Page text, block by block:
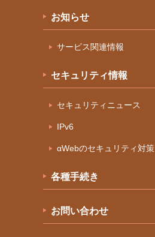
お知らせ
サービス関連情報
セキュリティ情報
セキュリティニュース
IPv6
αWebのセキュリティ対策
各種手続き
お問い合わせ